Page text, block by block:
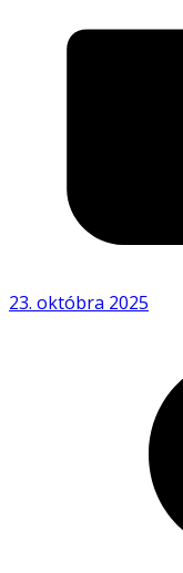
23. októbra 2025